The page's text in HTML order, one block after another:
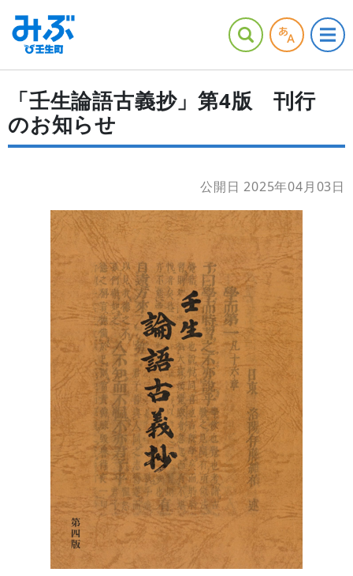
「壬生論語古義抄」第4版 刊行
のお知らせ
公開日 2025年04月03日